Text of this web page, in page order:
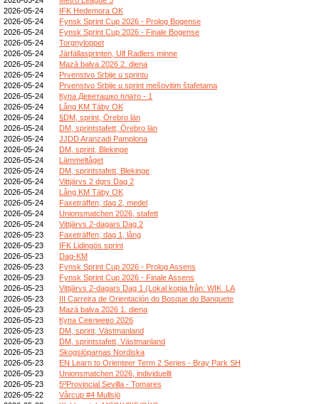
2026-05-24
IFK Hedemora OK
2026-05-24
Fynsk Sprint Cup 2026 - Prolog Bogense
2026-05-24
Fynsk Sprint Cup 2026 - Finale Bogense
2026-05-24
Torgnyloppet
2026-05-24
Järfällasprinten, Ulf Radlers minne
2026-05-24
Mazā balva 2026 2. diena
2026-05-24
Prvenstvo Srbije u sprintu
2026-05-24
Prvenstvo Srbije u sprint mešovitim štafetama
2026-05-24
Купа Деветашко плато - 1
2026-05-24
Lång KM Täby OK
2026-05-24
§DM, sprint, Örebro län
2026-05-24
DM, sprintstafett, Örebro län
2026-05-24
JJDD Aranzadi Pamplona
2026-05-24
DM, sprint, Blekinge
2026-05-24
Lämmeltåget
2026-05-24
DM, sprintstafett, Blekinge
2026-05-24
Vittjärvs 2 dgrs Dag 2
2026-05-24
Lång KM Täby OK
2026-05-24
Faxeträffen, dag 2, medel
2026-05-24
Unionsmatchen 2026, stafett
2026-05-24
Vittjärvs 2-dagars Dag 2
2026-05-23
Faxeträffen, dag 1, lång
2026-05-23
IFK Lidingös sprint
2026-05-23
Dag-KM
2026-05-23
Fynsk Sprint Cup 2026 - Prolog Assens
2026-05-23
Fynsk Sprint Cup 2026 - Finale Assens
2026-05-23
Vittjärvs 2-dagars Dag 1 (Lokal kopia från: WIK_LA
2026-05-23
III Carreira de Orientación do Bosque do Banquete
2026-05-23
Mazā balva 2026 1. diena
2026-05-23
Купа Севлиево 2026
2026-05-23
DM, sprint, Västmanland
2026-05-23
DM, sprintstafett, Västmanland
2026-05-23
Skogslöparnas Nordiska
2026-05-23
EN Learn to Orienteer Term 2 Series - Bray Park SH
2026-05-23
Unionsmatchen 2026, individuellt
2026-05-23
5ºProvincial Sevilla - Tomares
2026-05-22
Vårcup #4 Mullsjö